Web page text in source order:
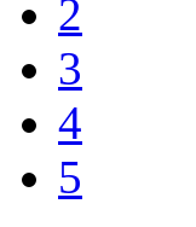
2
3
4
5